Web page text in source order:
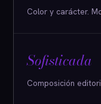
Color y carácter.
Sofisticada
Composición